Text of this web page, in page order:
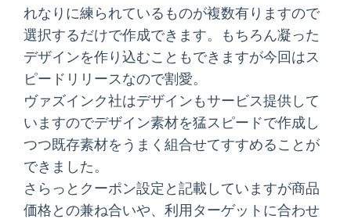
れなりに練られているものが複数有りますので
選択するだけで作成できます。もちろん凝った
デザインを作り込むこともできますが今回はス
ピードリリースなので割愛。
ヴァズインク社はデザインもサービス提供して
いますのでデザイン素材を猛スピードで作成し
つつ既存素材をうまく組合せてすすめることが
できました。
さらっとクーポン設定と記載していますが商品
価格との兼ね合いや、利用ターゲットに合わせ